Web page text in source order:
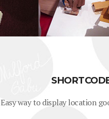
Easy way to display location